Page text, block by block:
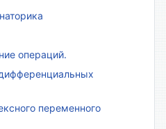
операций.
переменного